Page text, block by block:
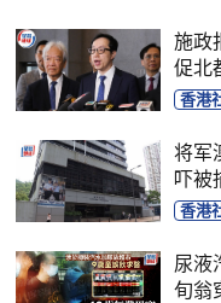
施政
促北
香港
将军
吓被
香港
尿液
旬翁